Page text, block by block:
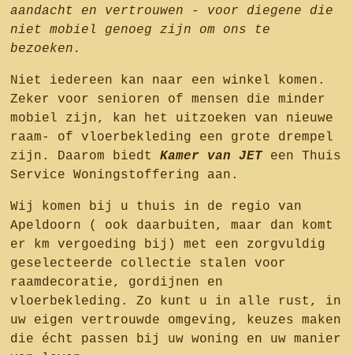
aandacht en vertrouwen - voor diegene die
niet mobiel genoeg zijn om ons te
bezoeken.
Niet iedereen kan naar een winkel komen.
Zeker voor senioren of mensen die minder
mobiel zijn, kan het uitzoeken van nieuwe
raam- of vloerbekleding een grote drempel
zijn. Daarom biedt Kamer van JETeen Thuis
Service Woningstoffering aan.
Wij komen bij u thuis in de regio van
Apeldoorn ( ook daarbuiten, maar dan komt
er km vergoeding bij) met een zorgvuldig
geselecteerde collectie stalen voor
raamdecoratie, gordijnen en
vloerbekleding. Zo kunt u in alle rust, in
uw eigen vertrouwde omgeving, keuzes maken
die écht passen bij uw woning en uw manier